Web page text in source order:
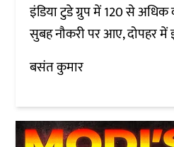
इंडिया टुडे ग्रुप में 120 से अधिक
सुबह नौकरी पर आए, दोपहर में
बसंत कुमार